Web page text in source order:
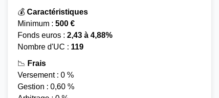
💰 Caractéristiques
Minimum : 500 €
Fonds euros : 2,43 à 4,88%
Nombre d'UC : 119
📉 Frais
Versement : 0 %
Gestion : 0,60 %